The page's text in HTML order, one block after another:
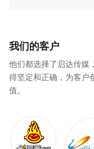
把产品安全标准和适用年
我们的客户
他们都选择了启达传媒
得坚定和正确，为客户
值。